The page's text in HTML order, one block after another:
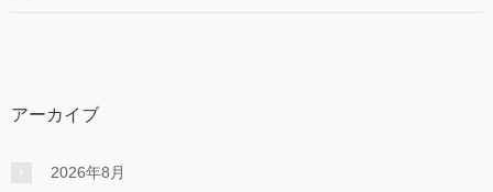
アーカイブ
2026年8月